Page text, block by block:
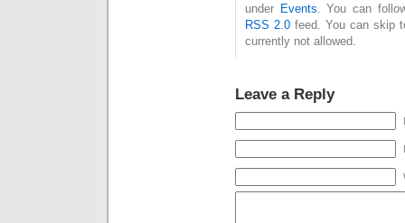
under Events . You can
RSS 2.0feed. You can skip
currently not allowed.
Leave a Reply